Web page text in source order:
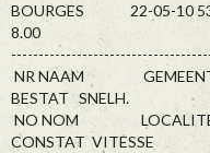
BOURGES 22-05-10
8.00
NR NAAM GEMEENTE
BESTAT SNELH.
NO NOM LOCALITE
CONSTAT VITESSE